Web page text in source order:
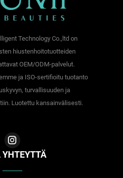
Technology Co.,ltd on
hiustenhoitotuotteiden
OEM/ODM-palvelut.
ja ISO-sertifioitu tuotanto
turvallisuuden ja
Luotettu kansainvälisesti.
YHTEYTTÄ